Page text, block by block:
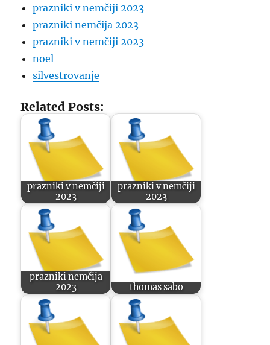
prazniki v nemčiji 2023
prazniki nemčija 2023
prazniki v nemčiji 2023
noel
silvestrovanje
Related Posts:
prazniki v nemčiji
2023
prazniki v nemčiji
2023
prazniki nemčija
2023
thomas sabo